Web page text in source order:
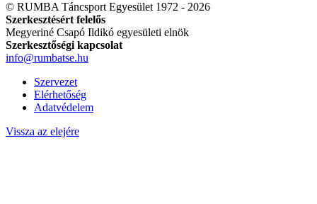
© RUMBA Táncsport Egyesület 1972 - 2026
Szerkesztésért felelős
Megyeriné Csapó Ildikó egyesületi elnök
Szerkesztőségi kapcsolat
info@rumbatse.hu
Szervezet
Elérhetőség
Adatvédelem
Vissza az elejére